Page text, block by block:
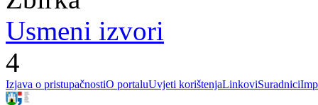
Usmeni izvori
4
Izjava o pristupačnostiO portaluUvjeti korištenjaLinkoviSuradnici